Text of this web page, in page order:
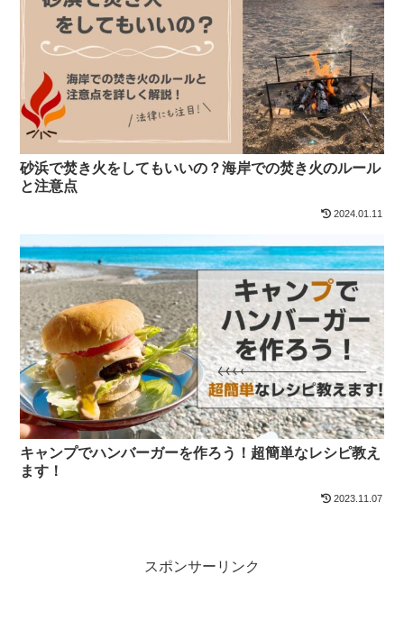
砂浜で焚き火をしてもいいの？海岸での焚き火のルール
と注意点
2024.01.11
キャンプでハンバーガーを作ろう！超簡単なレシピ教え
ます！
2023.11.07
スポンサーリンク